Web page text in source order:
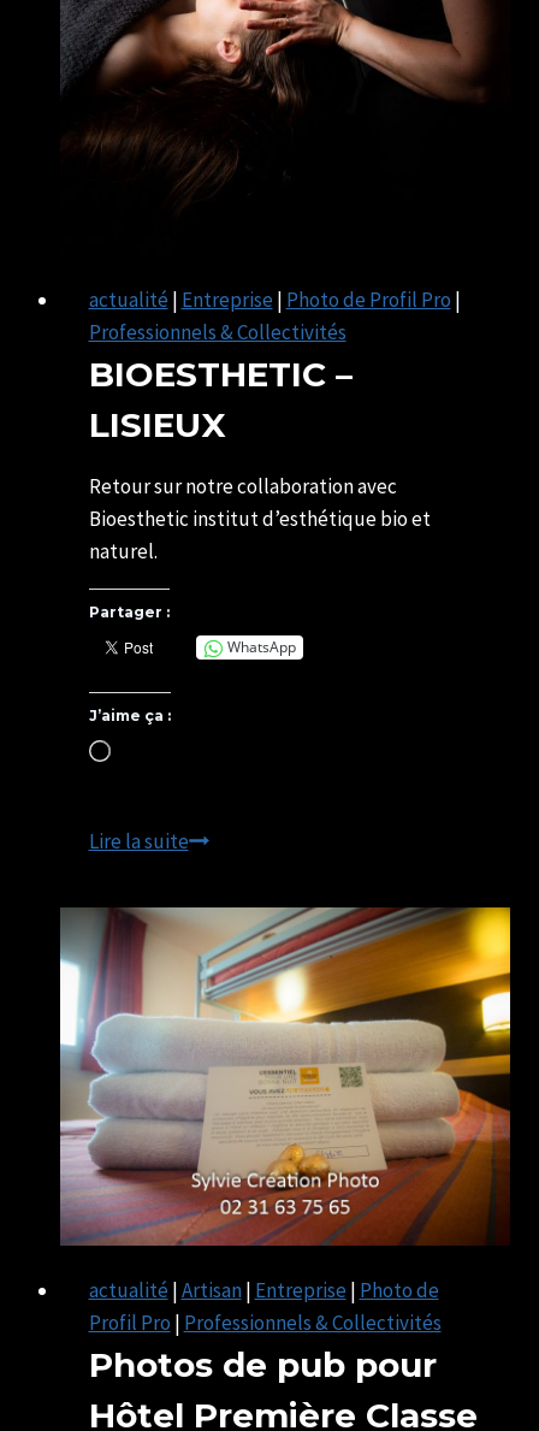
actualité | Entreprise | Photo de Profil Pro |
Professionnels & Collectivités
BIOESTHETIC –
LISIEUX
CHATELAIS
Retour sur notre collaboration avec
Bioesthetic institut d’esthétique bio et
naturel.
Partager :
WhatsApp
J’aime ça :
Chargement…
Lire la suiteBIOESTHETIC
LISIEUX
actualité |Artisan | Entreprise | Photo de
Profil Pro | Professionnels & Collectivités
Photos de pub pour
Hôtel Première Classe